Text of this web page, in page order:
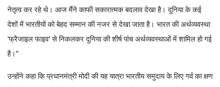
नेतृत्व कर रहे थे। आज मैंने काफी सकारात्मक बदलाव देखा है। दुनिया के कई
देशों में भारतीयों को बेहद सम्मान की नजर से देखा जाता है। भारत की अर्थव्यवस्था
'फ्रैजाइल फाइव' से निकलकर दुनिया की शीर्ष पांच अर्थव्यवस्थाओं में शामिल हो गई
है।"
उन्होंने कहा कि प्रधानमंत्री मोदी की यह यात्रा भारतीय समुदाय के लिए गर्व का क्षण